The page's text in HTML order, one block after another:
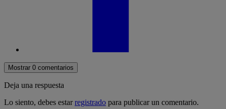
Mostrar 0 comentarios
Deja una respuesta
Lo siento, debes estarregistrado para publicar un comentario.